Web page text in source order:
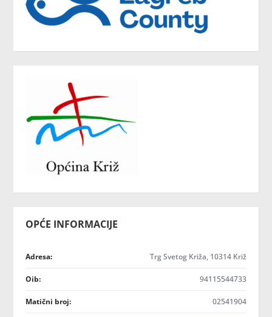
OPĆE INFORMACIJE
Adresa: Trg Svetog Križa, 10314 Križ
Oib: 94115544733
Matični broj: 02541904